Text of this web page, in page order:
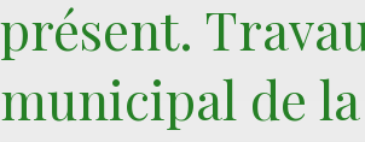
présent.
municipal de